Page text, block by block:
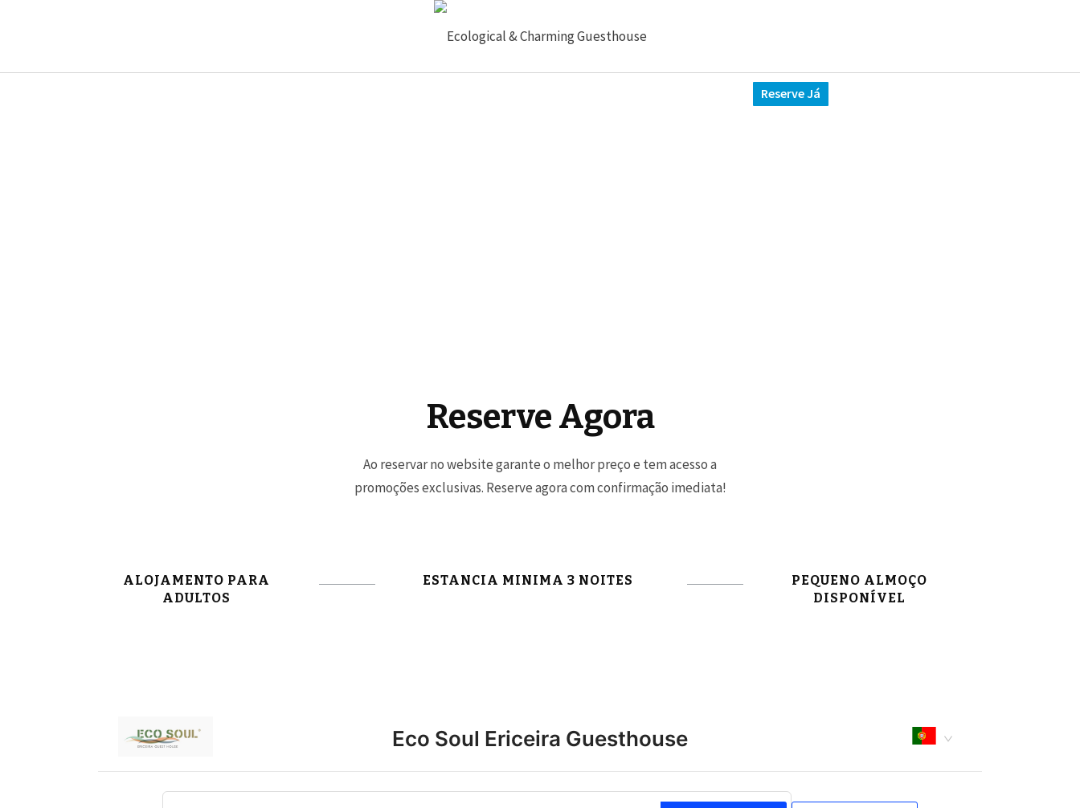
Reserve Já
Reserve Agora
Ao reservar no website garante o melhor preço e tem acesso a
promoções exclusivas. Reserve agora com confirmação imediata!
ALOJAMENTO PARA
ADULTOS
ESTANCIA MINIMA 3 NOITES
PEQUENO ALMOÇO
DISPONÍVEL